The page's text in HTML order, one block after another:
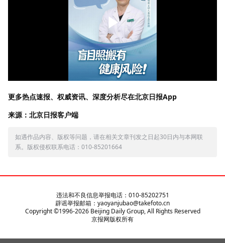
更多热点速报、权威资讯、深度分析尽在北京日报App
来源：北京日报客户端
如遇作品内容、版权等问题，请在相关文章刊发之日起30日内与本网联
系。版权侵权联系电话：010-85201664
违法和不良信息举报电话：010-85202751
辟谣举报邮箱：yaoyanjubao@takefoto.cn
Copyright ©1996-2026Beijing Daily Group, All Rights Reserved
京报网版权所有